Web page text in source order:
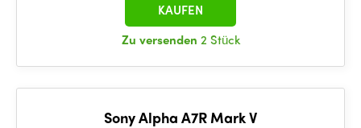
Zu versenden 2 Stück
KAUFEN
Sony Alpha A7R Mark V